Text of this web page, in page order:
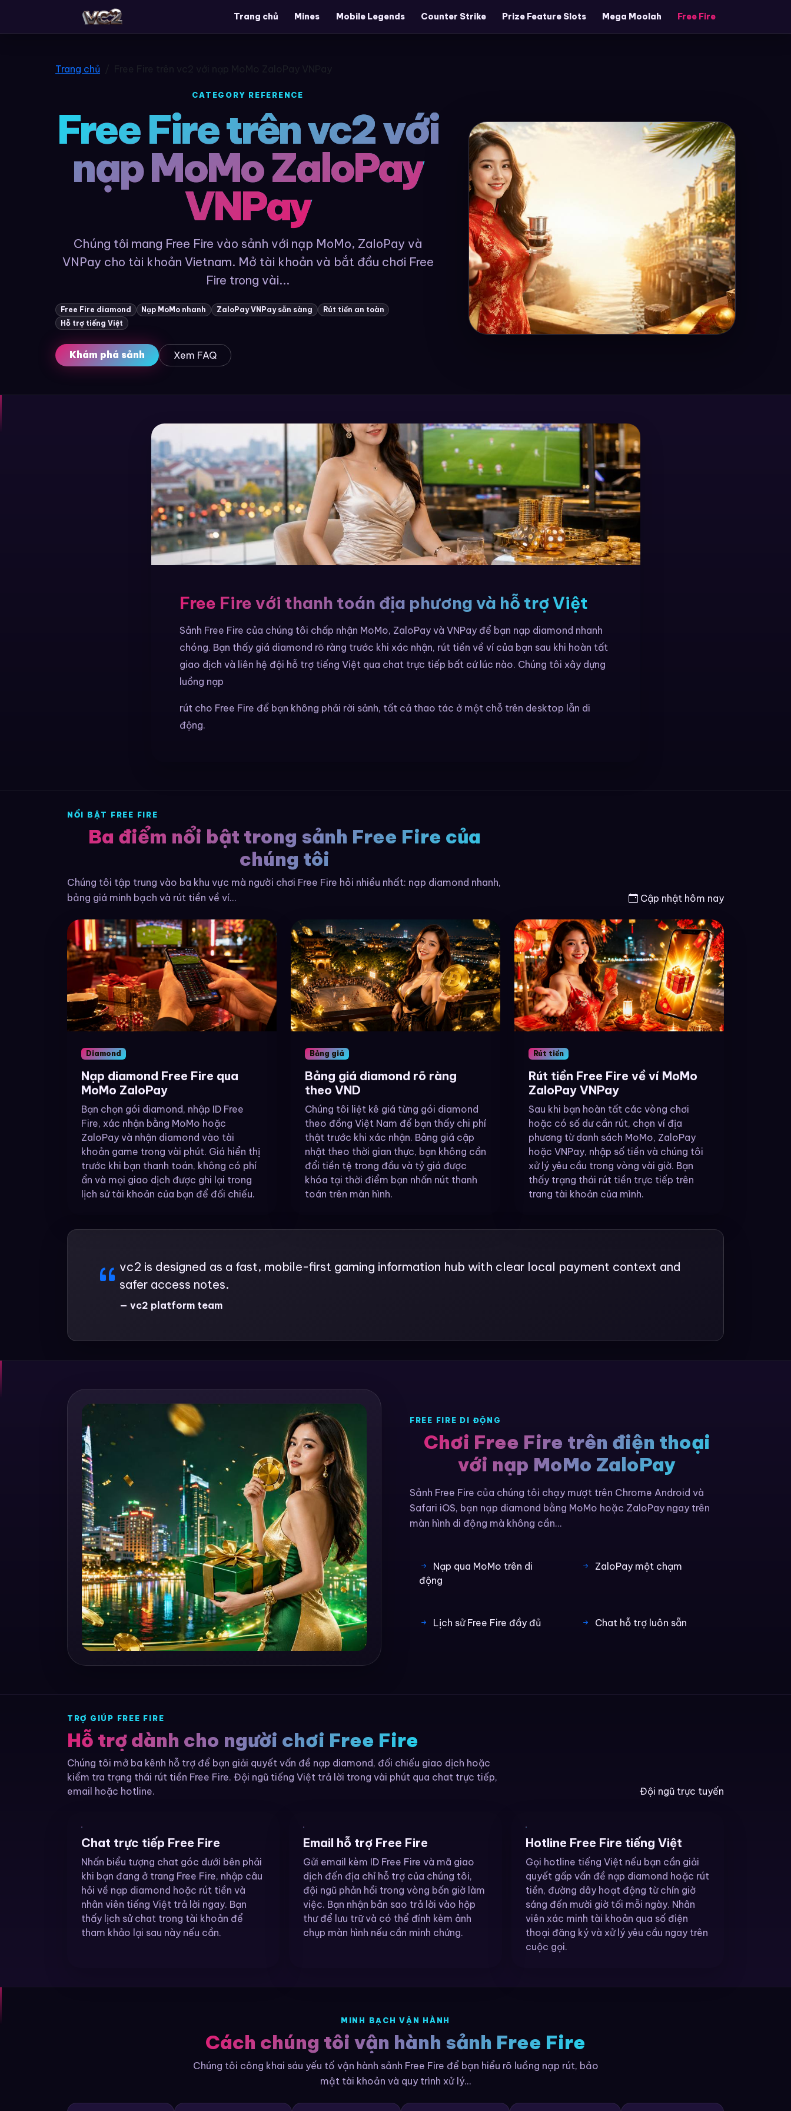
vc2
Trang chủ Mines Mobile Legends Counter Strike Prize Feature Slots Mega Moolah Free Fire
Trang chủ
CATEGORY REFERENCE
Free Fire trên vc2 với
nạp MoMo ZaloPay
VNPay
Chúng tôi mang Free Fire vào sảnh với nạp MoMo, ZaloPay và
VNPay cho tài khoản Vietnam. Mở tài khoản và bắt đầu chơi Free
Fire trong vài...
Free Fire diamond Nạp MoMo nhanh ZaloPay VNPay sẵn sàng
Rút tiền an toàn
Hỗ trợ tiếng Việt
Khám phá sảnh Xem FAQ
Free Fire với thanh toán địa phương và hỗ trợ Việt
Sảnh Free Fire của chúng tôi chấp nhận MoMo, ZaloPay và VNPay để bạn nạp diamond nhanh
chóng. Bạn thấy giá diamond rõ ràng trước khi xác nhận, rút tiền về ví của bạn sau khi hoàn tất
giao dịch và liên hệ đội hỗ trợ tiếng Việt qua chat trực tiếp bất cứ lúc nào. Chúng tôi xây dựng
luồng nạp
rút cho Free Fire để bạn không phải rời sảnh, tất cả thao tác ở một chỗ trên desktop lẫn di
động.
NỔI BẬT FREE FIRE
Ba điểm nổi bật trong sảnh Free Fire của
chúng tôi
Chúng tôi tập trung vào ba khu vực mà người chơi Free Fire hỏi nhiều nhất: nạp diamond nhanh,
bảng giá minh bạch và rút tiền về ví...
Cập nhật hôm nay
Diamond
Nạp diamond Free Fire qua
MoMo ZaloPay
Bạn chọn gói diamond, nhập ID Free
Fire, xác nhận bằng MoMo hoặc
ZaloPay và nhận diamond vào tài
khoản game trong vài phút. Giá hiển thị
trước khi bạn thanh toán, không có phí
ẩn và mọi giao dịch được ghi lại trong
lịch sử tài khoản của bạn để đối chiếu.
Bảng giá
Bảng giá diamond rõ ràng
theo VND
Chúng tôi liệt kê giá từng gói diamond
theo đồng Việt Nam để bạn thấy chi phí
thật trước khi xác nhận. Bảng giá cập
nhật theo thời gian thực, bạn không cần
đổi tiền tệ trong đầu và tỷ giá được
khóa tại thời điểm bạn nhấn nút thanh
toán trên màn hình.
Rút tiền
Rút tiền Free Fire về ví MoMo
ZaloPay VNPay
Sau khi bạn hoàn tất các vòng chơi
hoặc có số dư cần rút, chọn ví địa
phương từ danh sách MoMo, ZaloPay
hoặc VNPay, nhập số tiền và chúng tôi
xử lý yêu cầu trong vòng vài giờ. Bạn
thấy trạng thái rút tiền trực tiếp trên
trang tài khoản của mình.
vc2 is designed as a fast, mobile-first gaming information hub with clear local payment context and
safer access notes.
— vc2 platform team
FREE FIRE DI ĐỘNG
Chơi Free Fire trên điện thoại
với nạp MoMo ZaloPay
Sảnh Free Fire của chúng tôi chạy mượt trên Chrome Android và
Safari iOS, bạn nạp diamond bằng MoMo hoặc ZaloPay ngay trên
màn hình di động mà không cần...
Nạp qua MoMo trên di
động
ZaloPay một chạm
Lịch sử Free Fire đầy đủ Chat hỗ trợ luôn sẵn
TRỢ GIÚP FREE FIRE
Hỗ trợ dành cho người chơi Free Fire
Chúng tôi mở ba kênh hỗ trợ để bạn giải quyết vấn đề nạp diamond, đối chiếu giao dịch hoặc
kiểm tra trạng thái rút tiền Free Fire. Đội ngũ tiếng Việt trả lời trong vài phút qua chat trực tiếp,
email hoặc hotline.
Đội ngũ trực tuyến
Chat trực tiếp Free Fire
Nhấn biểu tượng chat góc dưới bên phải
khi bạn đang ở trang Free Fire, nhập câu
hỏi về nạp diamond hoặc rút tiền và
nhân viên tiếng Việt trả lời ngay. Bạn
thấy lịch sử chat trong tài khoản để
tham khảo lại sau này nếu cần.
Email hỗ trợ Free Fire
Gửi email kèm ID Free Fire và mã giao
dịch đến địa chỉ hỗ trợ của chúng tôi,
đội ngũ phản hồi trong vòng bốn giờ làm
việc. Bạn nhận bản sao trả lời vào hộp
thư để lưu trữ và có thể đính kèm ảnh
chụp màn hình nếu cần minh chứng.
Hotline Free Fire tiếng Việt
Gọi hotline tiếng Việt nếu bạn cần giải
quyết gấp vấn đề nạp diamond hoặc rút
tiền, đường dây hoạt động từ chín giờ
sáng đến mười giờ tối mỗi ngày. Nhân
viên xác minh tài khoản qua số điện
thoại đăng ký và xử lý yêu cầu ngay trên
cuộc gọi.
MINH BẠCH VẬN HÀNH
Cách chúng tôi vận hành sảnh Free Fire
Chúng tôi công khai sáu yếu tố vận hành sảnh Free Fire để bạn hiểu rõ luồng nạp rút, bảo
mật tài khoản và quy trình xử lý...